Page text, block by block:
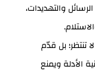
والتهديدات،
لا تنتظر؛ بل قدّم
الأدلة ويمنع